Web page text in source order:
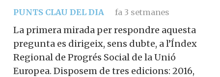
PUNTS CLAU DEL DIA fa 3 setmanes
La primera mirada per respondre aquesta
pregunta es dirigeix, sens dubte, a l’Índex
Regional de Progrés Social de la Unió
Europea. Disposem de tres edicions: 2016,